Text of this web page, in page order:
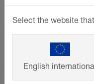
PDF – 317,74 KB
Select the website
English